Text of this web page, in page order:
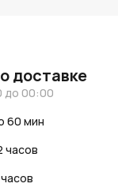
высокое
доставке
до 00:00
60 мин
часов